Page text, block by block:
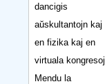
dancigis
aŭskultantojn kaj
en fizika kaj en
virtuala kongresoj.
Mendu la